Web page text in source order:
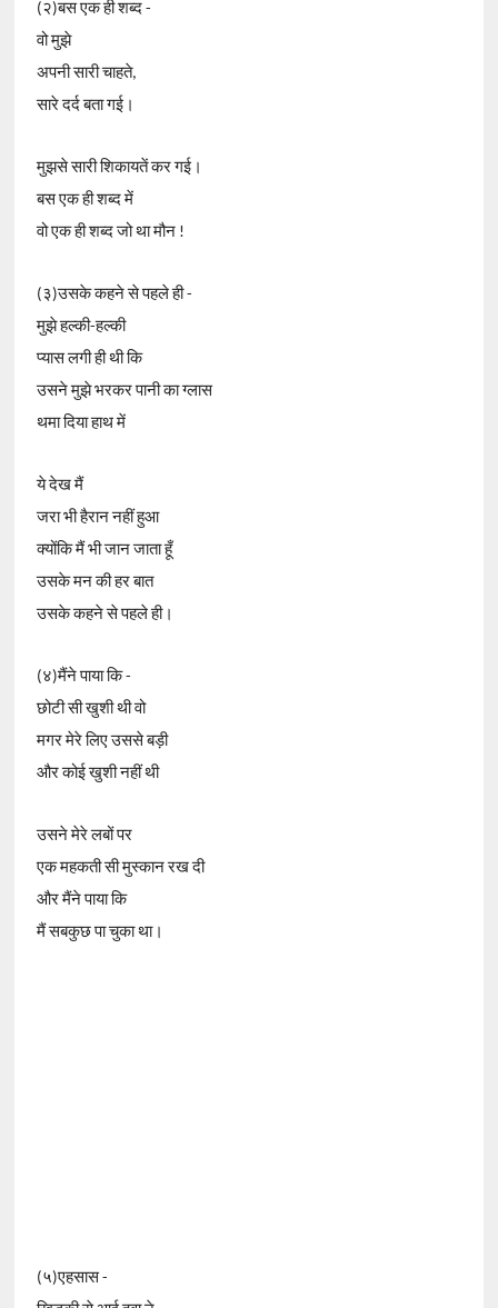
(२)बस एक ही शब्द -
वो मुझे
अपनी सारी चाहते,
सारे दर्द बता गई।
मुझसे सारी शिकायतें कर गई।
बस एक ही शब्द में
वो एक ही शब्द जो था मौन !
(३)उसके कहने से पहले ही -
मुझे हल्की-हल्की
प्यास लगी ही थी कि
उसने मुझे भरकर पानी का ग्लास
थमा दिया हाथ में
ये देख मैं
जरा भी हैरान नहीं हुआ
क्योंकि मैं भी जान जाता हूँ
उसके मन की हर बात
उसके कहने से पहले ही।
(४)मैंने पाया कि -
छोटी सी खुशी थी वो
मगर मेरे लिए उससे बड़ी
और कोई खुशी नहीं थी
उसने मेरे लबों पर
एक महकती सी मुस्कान रख दी
और मैंने पाया कि
मैं सबकुछ पा चुका था।
(५)एहसास -